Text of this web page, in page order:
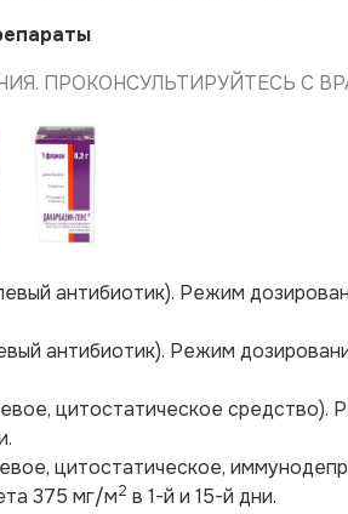
ПРОКОНСУЛЬТИРУЙТЕСЬ С
антибиотик). Режим
антибиотик). Режим
цитостатическое средство).
цитостатическое,
375 мг/м2 в 1-й и 15-й дни.